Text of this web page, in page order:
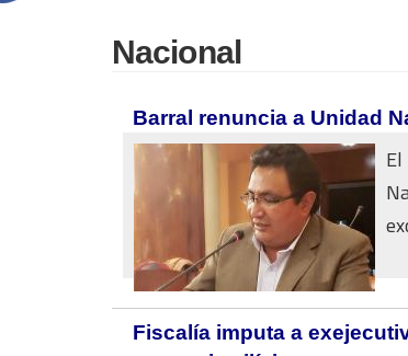
Nacional
Barral renuncia a Unidad
Fiscalía imputa a